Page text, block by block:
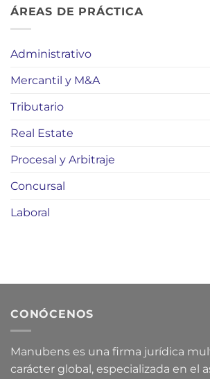
ÁREAS DE PRÁCTICA
Administrativo
Mercantil y M&A
Tributario
Real Estate
Procesal y Arbitraje
Concursal
Laboral
CONÓCENOS
Manubens es una firma jurídica
carácter global, especializada en el